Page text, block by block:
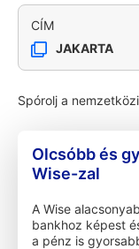
CÍM
JAKARTA
Spórolj a
Olcsóbb és
Wise-zal
A Wise
bankhoz képest
a pénz is